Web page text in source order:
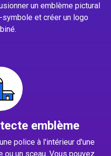
un emblème pictural
et créer un logo
emblème
police à l'intérieur d'une
ou un sceau. Vous pouvez